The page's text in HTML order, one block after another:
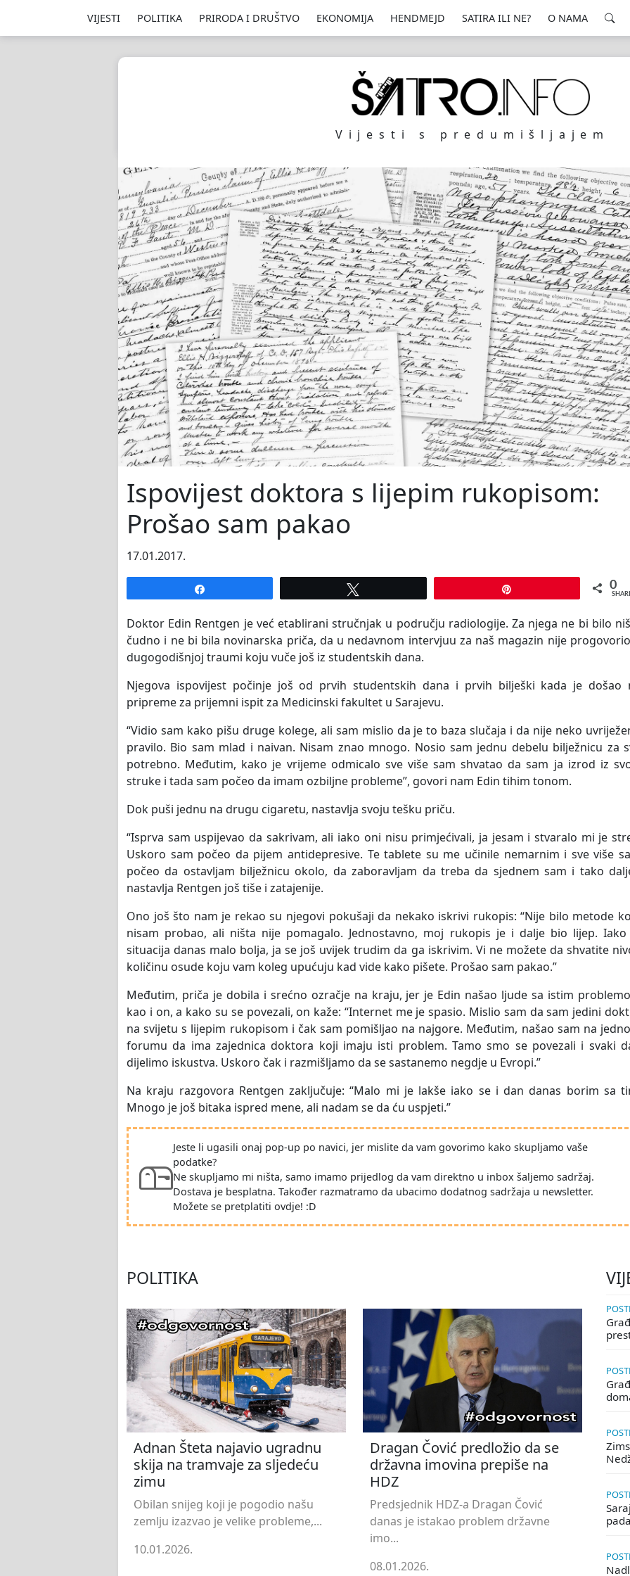
VIJESTI POLITIKA PRIRODA I DRUŠTVO EKONOMIJA HENDMEJD SATIRA ILI NE? O NAMA
Vijesti s predumišljajem
Ispovijest doktora s lijepim rukopisom:
Prošao sam pakao
17.01.2017.
0
Doktor Edin Rentgen je već etablirani stručnjak u području radiologije. Za njega ne bi bilo
čudno i ne bi bila novinarska priča, da u nedavnom intervjuu za naš magazin nije
dugogodišnjoj traumi koju vuče još iz studentskih dana.
Njegova ispovijest počinje još od prvih studentskih dana i prvih bilješki kada je došao
pripreme za prijemni ispit za Medicinski fakultet u Sarajevu.
“Vidio sam kako pišu druge kolege, ali sam mislio da je to baza slučaja i da nije neko
pravilo. Bio sam mlad i naivan. Nisam znao mnogo. Nosio sam jednu debelu bilježnicu za
potrebno. Međutim, kako je vrijeme odmicalo sve više sam shvatao da sam ja izrod iz
struke i tada sam počeo da imam ozbiljne probleme”, govori nam Edin tihim tonom.
Dok puši jednu na drugu cigaretu, nastavlja svoju tešku priču.
“Isprva sam uspijevao da sakrivam, ali iako oni nisu primjećivali, ja jesam i stvaralo mi je
Uskoro sam počeo da pijem antidepresive. Te tablete su me učinile nemarnim i sve više
počeo da ostavljam bilježnicu okolo, da zaboravljam da treba da sjednem sam i tako
nastavlja Rentgen još tiše i zatajenije.
Ono još što nam je rekao su njegovi pokušaji da nekako iskrivi rukopis: “Nije bilo metode
nisam probao, ali ništa nije pomagalo. Jednostavno, moj rukopis je i dalje bio lijep.
situacija danas malo bolja, ja se još uvijek trudim da ga iskrivim. Vi ne možete da shvatite
količinu osude koju vam koleg upućuju kad vide kako pišete. Prošao sam pakao.”
Međutim, priča je dobila i srećno ozračje na kraju, jer je Edin našao ljude sa istim
kao i on, a kako su se povezali, on kaže: “Internet me je spasio. Mislio sam da sam jedini
na svijetu s lijepim rukopisom i čak sam pomišljao na najgore. Međutim, našao sam na
forumu da ima zajednica doktora koji imaju isti problem. Tamo smo se povezali i svaki
dijelimo iskustva. Uskoro čak i razmišljamo da se sastanemo negdje u Evropi.”
Na kraju razgovora Rentgen zaključuje: “Malo mi je lakše iako se i dan danas borim sa
Mnogo je još bitaka ispred mene, ali nadam se da ću uspjeti.”
Jeste li ugasili onaj pop-up po navici, jer mislite da vam govorimo kako skupljamo vaše
podatke?
Ne skupljamo mi ništa, samo imamo prijedlog da vam direktno u inbox šaljemo sadržaj.
Dostava je besplatna. Također razmatramo da ubacimo dodatnog sadržaja u newsletter.
Možete se pretplatiti ovdje! :D
POLITIKA
Adnan Šteta najavio ugradnu
skija na tramvaje za sljedeću
zimu
Obilan snijeg koji je pogodio našu
zemlju izazvao je velike probleme,...
10.01.2026.
Dragan Čović predložio da se
državna imovina prepiše na
HDZ
Predsjednik HDZ-a Dragan Čović
danas je istakao problem državne
imo...
08.01.2026.